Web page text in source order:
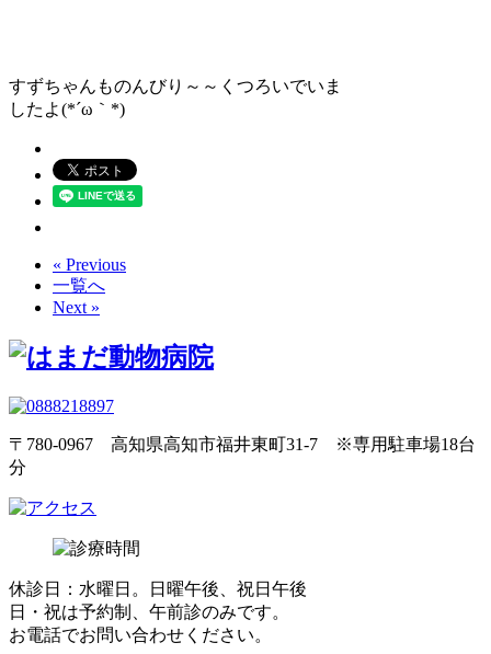
すずちゃんものんびり～～くつろいでいま
したよ(*´ω｀*)
« Previous
一覧へ
Next »
〒780-0967 高知県高知市福井東町31-7 ※専用駐車場18台
分
休診日：水曜日。日曜午後、祝日午後
日・祝は予約制、午前診のみです。
お電話でお問い合わせください。